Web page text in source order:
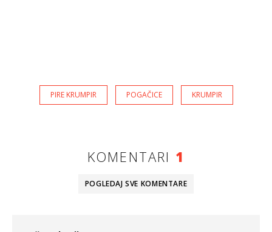
PIRE KRUMPIR POGAČICE KRUMPIR
KOMENTARI 1
POGLEDAJ SVE KOMENTARE